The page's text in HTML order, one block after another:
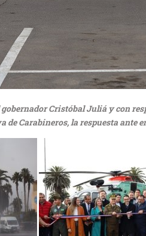
Cristóbal Juliá y con
de Carabineros, la respuesta ante